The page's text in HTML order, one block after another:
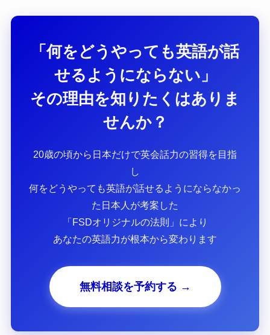
「何をどうやっても英語が話
せるようにならない」
その理由を知りたくはありま
せんか？
20歳の頃から日本だけで英会話力の習得を目指
し
何をどうやっても英語が話せるようにならなかっ
た日本人が考案した
「FSDオリジナルの法則」により
あなたの英語力が根本から変わります
無料相談を予約する →